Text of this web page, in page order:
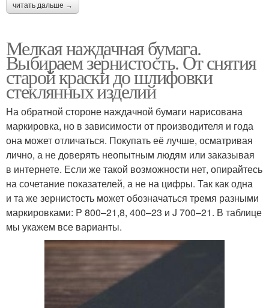
читать дальше →
Мелкая наждачная бумага.
Выбираем зернистость. От снятия
старой краски до шлифовки
стеклянных изделий
На обратной стороне наждачной бумаги нарисована
маркировка, но в зависимости от производителя и года
она может отличаться. Покупать её лучше, осматривая
лично, а не доверять неопытным людям или заказывая
в интернете. Если же такой возможности нет, опирайтесь
на сочетание показателей, а не на цифры. Так как одна
и та же зернистость может обозначаться тремя разными
маркировками: P 800–21,8, 400–23 и J 700–21. В таблице
мы укажем все варианты.